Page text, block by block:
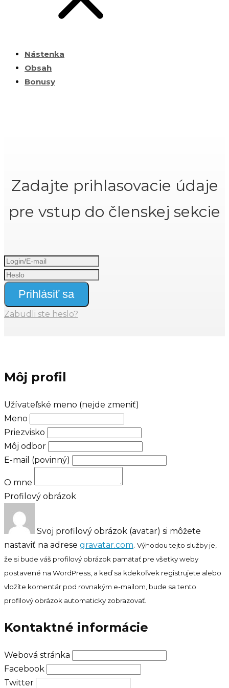
Nástenka
Obsah
Bonusy
Zadajte prihlasovacie údaje
pre vstup do členskej sekcie
Prihlásiť sa
Zabudli ste heslo?
Môj profil
Užívateľské meno (nejde zmeniť)
Meno
Priezvisko
Môj odbor
E-mail (povinný)
O mne
Profilový obrázok
Svoj profilový obrázok (avatar) si môžete
nastaviť na adrese gravatar.com. Výhodou tejto služby je,
že si bude váš profilový obrázok pamätať pre všetky weby
postavené na WordPress, a keď sa kdekoľvek registrujete alebo
vložíte komentár pod rovnakým e-mailom, bude sa tento
profilový obrázok automaticky zobrazovať.
Kontaktné informácie
Webová stránka
Facebook
Twitter